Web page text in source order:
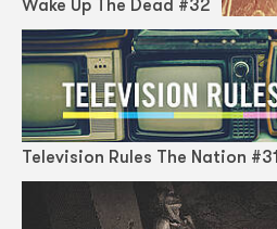
Wake Up The Dead #32
Television Rules The Nation #31